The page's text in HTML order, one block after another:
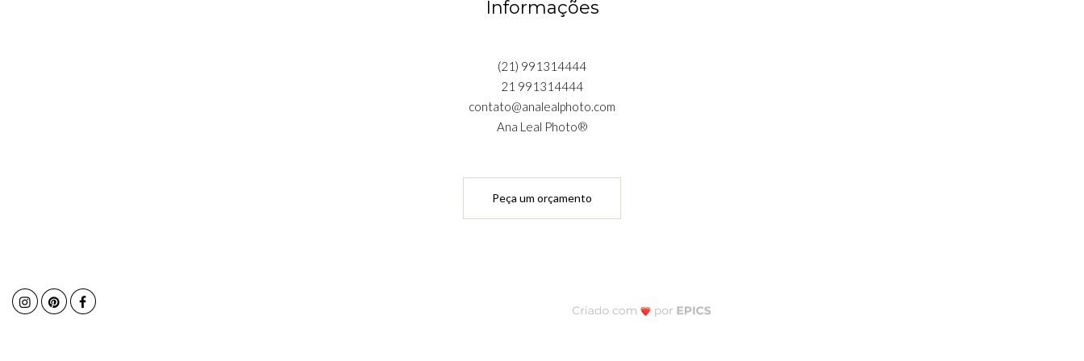
Informações
(21) 991314444
21 991314444
contato@analealphoto.com
Ana Leal Photo®
Peça um orçamento